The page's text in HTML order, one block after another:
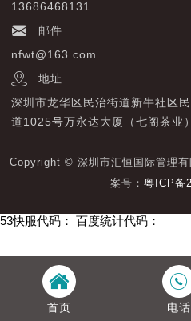
13686468131
邮件
nfwt@163.com
地址
深圳市龙华区民治街道新牛社区
道1025号万永达大厦（七阁茶业）
Copyright © 深圳市汇恒国际管理
案号： 粤ICP备
首页 电话
53快服代码： 百度统计代码：